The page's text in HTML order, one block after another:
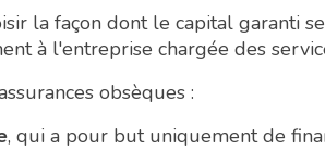
la façon dont le capital garanti
à l'entreprise chargée des
obsèques :
, qui a pour but uniquement de